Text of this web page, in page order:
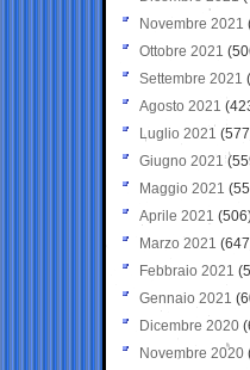
Novembre 2021
Ottobre 2021
Settembre 2021
Agosto 2021
Luglio 2021
Giugno 2021
Maggio 2021
Aprile 2021
Marzo 2021
Febbraio 2021
Gennaio 2021
Dicembre 2020
Novembre 2020